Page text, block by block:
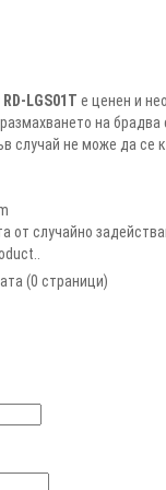
LGS01T e ценен и
на
случай не може да се
случайно
(0 страници)